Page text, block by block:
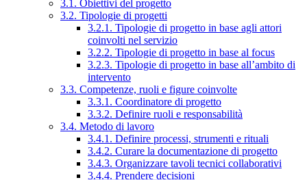
3.1. Obiettivi del progetto
3.2. Tipologie di progetti
3.2.1. Tipologie di progetto in base agli attori
coinvolti nel servizio
3.2.2. Tipologie di progetto in base al focus
3.2.3. Tipologie di progetto in base all’ambito di
intervento
3.3. Competenze, ruoli e figure coinvolte
3.3.1. Coordinatore di progetto
3.3.2. Definire ruoli e responsabilità
3.4. Metodo di lavoro
3.4.1. Definire processi, strumenti e rituali
3.4.2. Curare la documentazione di progetto
3.4.3. Organizzare tavoli tecnici collaborativi
3.4.4. Prendere decisioni